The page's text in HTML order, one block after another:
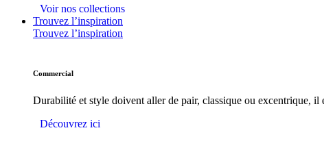
Voir nos collections
Trouvez l’inspiration
Trouvez l’inspiration
Commercial
Durabilité et style doivent aller de pair, classique ou excentrique, il
Découvrez ici